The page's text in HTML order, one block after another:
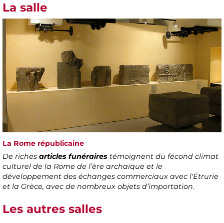
La salle
La Rome républicaine
De riches articles funéraires témoignent du fécond climat
culturel de la Rome de l’ère archaïque et le
développement des échanges commerciaux avec l'Étrurie
et la Grèce, avec de nombreux objets d’importation.
Les autres salles